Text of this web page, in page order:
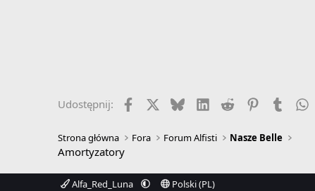
Udostępnij: Facebook BlueskyLinkedIn
Reddit PinterestTumblr
Strona główna Fora Forum Alfisti Nasze Belle
Amortyzatory
Alfa_Red_Luna Polski (PL)